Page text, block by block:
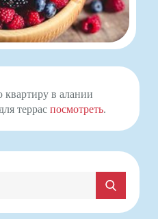
в алании
терраспосмотреть.